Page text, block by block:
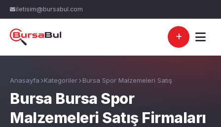
iletisim@bursabul.com
Anasayfa Kategoriler Bursa Spor Malzemeleri Satış
Bursa Bursa Spor
Malzemeleri Satış Firmaları